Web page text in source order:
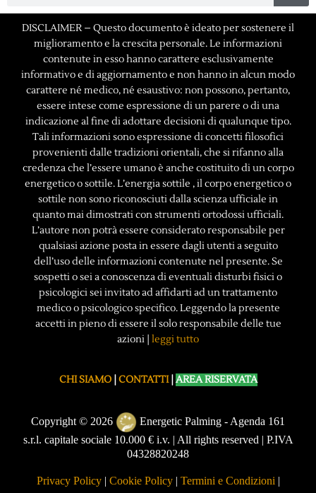
DISCLAIMER – Questo documento è ideato per sostenere il
miglioramento e la crescita personale. Le informazioni
contenute in esso hanno carattere esclusivamente
informativo e di aggiornamento e non hanno in alcun modo
carattere né medico, né esaustivo: non possono, pertanto,
essere intese come espressione di un parere o di una
indicazione al fine di adottare decisioni di qualunque tipo.
Tali informazioni sono espressione di concetti filosofici
provenienti dalle tradizioni orientali, che si rifanno alla
credenza che l’essere umano è anche costituito di un corpo
energetico o sottile. L’energia sottile , il corpo energetico o
sottile non sono riconosciuti dalla scienza ufficiale in
quanto mai dimostrati con strumenti ortodossi ufficiali.
L’autore non potrà essere considerato responsabile per
qualsiasi azione posta in essere dagli utenti a seguito
dell’uso delle informazioni contenute nel presente. Se
sospetti o sei a conoscenza di eventuali disturbi fisici o
psicologici sei invitato ad affidarti ad un trattamento
medico o psicologico specifico. Leggendo la presente
accetti in pieno di essere il solo responsabile delle tue
azioni | leggi tutto
CHI SIAMO| CONTATTI| AREA RISERVATA
Copyright © 2026
Energetic Palming - Agenda 161
s.r.l. capitale sociale 10.000 € i.v. | All rights reserved | P.IVA
04328820248
Privacy Policy| Cookie Policy| Termini e Condizioni |